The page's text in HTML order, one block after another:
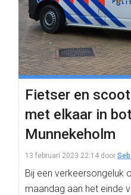
Fietser en
met elkaar in
Munnekeholm
13 februari 2023 22:14 door
Bij een verkeersongeluk
maandag aan het einde